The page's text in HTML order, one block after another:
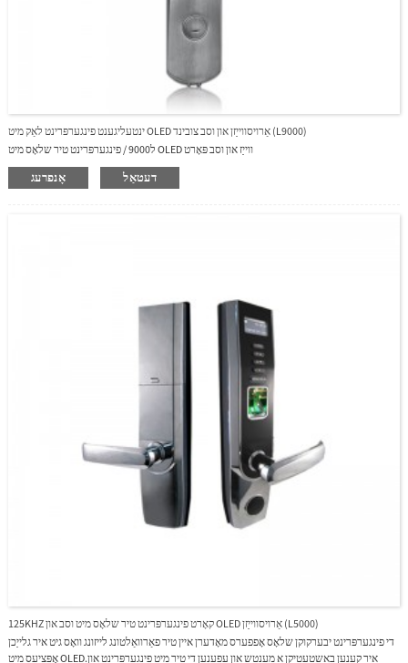
ינטעליגענט פינגערפּרינט לאַק מיט OLED אַרויסווייַזן און וסב צובינד (L9000)
ל9000 / פינגערפּרינט טיר שלאָס מיט OLED ווייַז און וסב פּאָרט
אָנפרעג דעטאַל
125KHZ קאָרט פינגערפּרינט טיר שלאָס מיט וסב און OLED אַרויסווייַזן (L5000)
די פינגערפּרינט יבערקוקן שלאָס אָפפערס מאָדערן איין טיר פאַרוואַלטונג לייזונג וואָס גיט איר גלייַכן
אָפּציעס מיט OLED.איר קענען באַשטעטיקן אַ מענטש און עפענען די טיר מיט פינגערפּרינט און